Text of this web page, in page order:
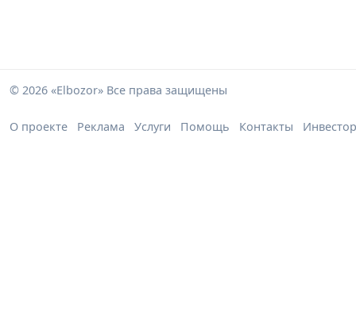
© 2026 «Elbozor» Все права защищены
О проекте Реклама Услуги Помощь Контакты